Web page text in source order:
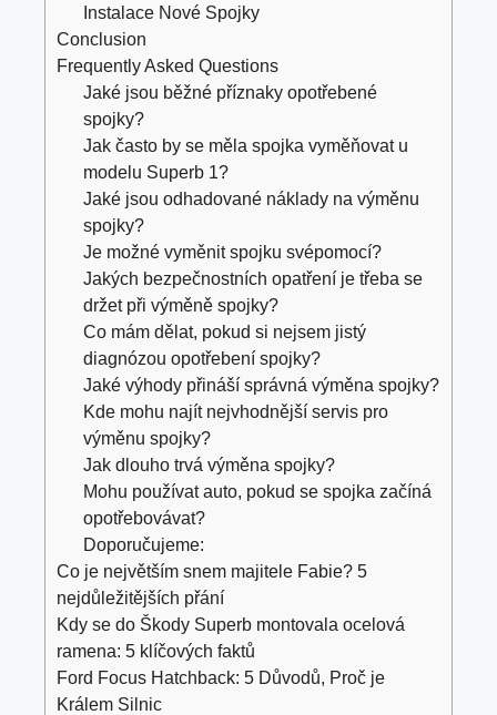
Instalace Nové Spojky
Conclusion
Frequently Asked Questions
Jaké jsou běžné příznaky opotřebené
spojky?
Jak často by se měla spojka vyměňovat u
modelu Superb 1?
Jaké jsou odhadované náklady na výměnu
spojky?
Je možné vyměnit spojku svépomocí?
Jakých bezpečnostních opatření je třeba se
držet při výměně spojky?
Co mám dělat, pokud si nejsem jistý
diagnózou opotřebení spojky?
Jaké výhody přináší správná výměna spojky?
Kde mohu najít nejvhodnější servis pro
výměnu spojky?
Jak dlouho trvá výměna spojky?
Mohu používat auto, pokud se spojka začíná
opotřebovávat?
Doporučujeme:
Co je největším snem majitele Fabie? 5
nejdůležitějších přání
Kdy se do Škody Superb montovala ocelová
ramena: 5 klíčových faktů
Ford Focus Hatchback: 5 Důvodů, Proč je
Králem Silnic